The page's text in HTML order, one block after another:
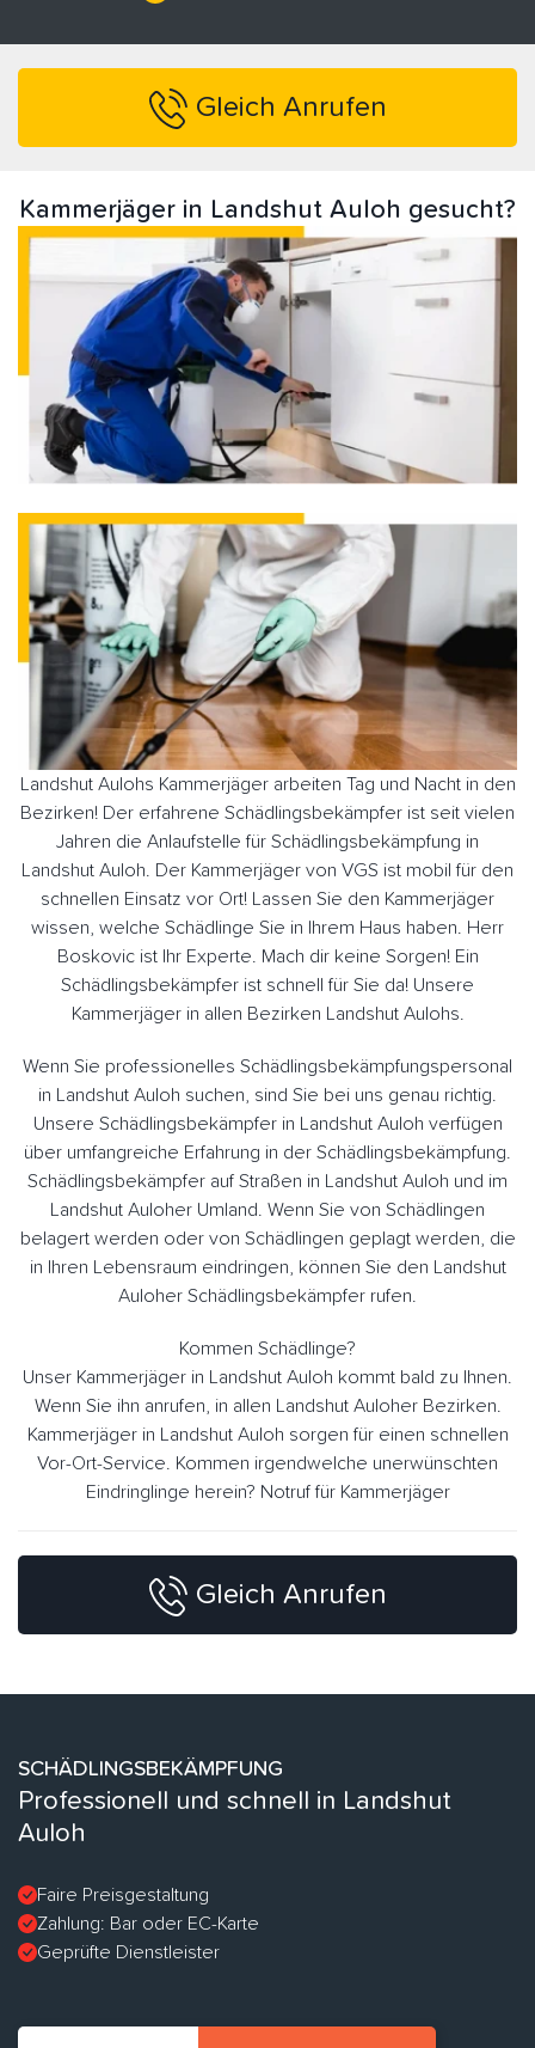
Gleich Anrufen
Kammerjäger in Landshut Auloh gesucht?
Landshut Aulohs Kammerjäger arbeiten Tag und Nacht in den
Bezirken! Der erfahrene Schädlingsbekämpfer ist seit vielen
Jahren die Anlaufstelle für Schädlingsbekämpfung in
Landshut Auloh. Der Kammerjäger von VGS ist mobil für den
schnellen Einsatz vor Ort! Lassen Sie den Kammerjäger
wissen, welche Schädlinge Sie in Ihrem Haus haben. Herr
Boskovic ist Ihr Experte. Mach dir keine Sorgen! Ein
Schädlingsbekämpfer ist schnell für Sie da! Unsere
Kammerjäger in allen Bezirken Landshut Aulohs.
Wenn Sie professionelles Schädlingsbekämpfungspersonal
in Landshut Auloh suchen, sind Sie bei uns genau richtig.
Unsere Schädlingsbekämpfer in Landshut Auloh verfügen
über umfangreiche Erfahrung in der Schädlingsbekämpfung.
Schädlingsbekämpfer auf Straßen in Landshut Auloh und im
Landshut Auloher Umland. Wenn Sie von Schädlingen
belagert werden oder von Schädlingen geplagt werden, die
in Ihren Lebensraum eindringen, können Sie den Landshut
Auloher Schädlingsbekämpfer rufen.
Kommen Schädlinge?
Unser Kammerjäger in Landshut Auloh kommt bald zu Ihnen.
Wenn Sie ihn anrufen, in allen Landshut Auloher Bezirken.
Kammerjäger in Landshut Auloh sorgen für einen schnellen
Vor-Ort-Service. Kommen irgendwelche unerwünschten
Eindringlinge herein? Notruf für Kammerjäger
Gleich Anrufen
SCHÄDLINGSBEKÄMPFUNG
Professionell und schnell in Landshut
Auloh
Faire Preisgestaltung
Zahlung: Bar oder EC-Karte
Geprüfte Dienstleister